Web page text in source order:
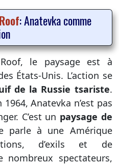
: Anatevka comme
le paysage est à
États-Unis. L’action se
de la Russie tsariste.
Anatevka n’est pas
C’est un paysage de
parle à une Amérique
d’exils et de
nombreux spectateurs,